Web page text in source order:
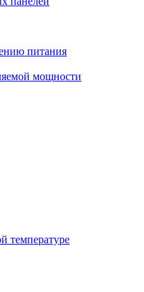
питания
мощности
температуре